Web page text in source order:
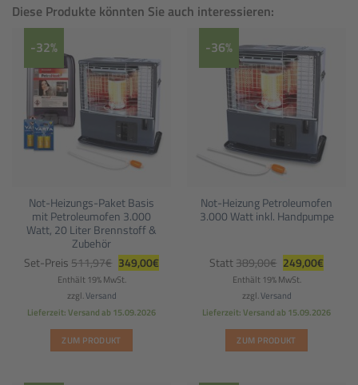
Diese Produkte könnten Sie auch interessieren:
-32%
Not-Heizungs-Paket Basis
mit Petroleumofen 3.000
Watt, 20 Liter Brennstoff &
Zubehör
Set-Preis 511,97€ Ursprünglicher
Preis
war:
349,00€Aktueller
Preis
Enthält 19% MwSt.
zzgl.Versand
Lieferzeit: Versand ab 15.09.2026
ZUM PRODUKT
-36%
Not-Heizung Petroleumofen
3.000 Watt inkl. Handpumpe
Statt 389,00€ Ursprünglicher
Preis
war:
389,00€
249,00€Preis
Enthält 19% MwSt.
zzgl.Versand
Lieferzeit: Versand ab 15.09.2026
ZUM PRODUKT